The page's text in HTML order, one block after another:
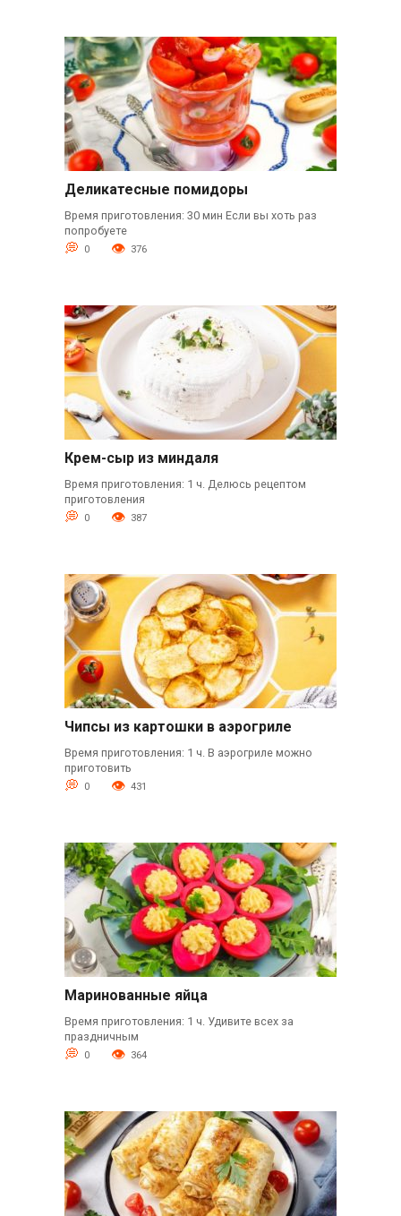
Деликатесные помидоры
Время приготовления: 30 мин Если вы хоть раз
попробуете
0 376
Крем-сыр из миндаля
Время приготовления: 1 ч. Делюсь рецептом
приготовления
0 387
Чипсы из картошки в аэрогриле
Время приготовления: 1 ч. В аэрогриле можно
приготовить
0 431
Маринованные яйца
Время приготовления: 1 ч. Удивите всех за
праздничным
0 364